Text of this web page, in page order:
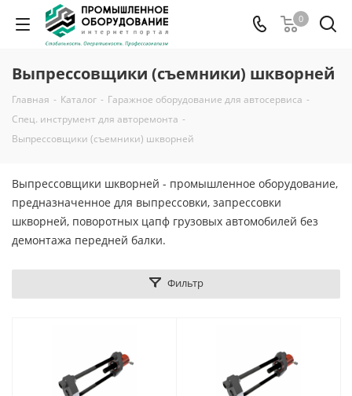
0
Выпрессовщики (съемники) шкворней
Главная - Каталог - Гаражное оборудование для автосервиса -
Спец. инструмент для авторемонта -
Выпрессовщики (съемники) шкворней
Выпрессовщики шкворней - промышленное оборудование,
предназначенное для выпрессовки, запрессовки
шкворней, поворотных цапф грузовых автомобилей без
демонтажа передней балки.
Фильтр